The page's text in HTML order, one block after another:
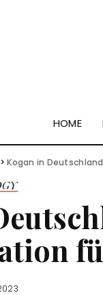
HOME
>Kogan in